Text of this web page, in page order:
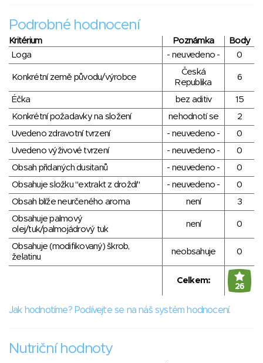
Podrobné hodnocení
Kritérium Poznámka
Body
Loga
- neuvedeno - 0
Konkrétní země původu/výrobce
Česká
Republika
6
Éčka bez aditiv
15
Konkrétní požadavky na složení
nehodnotí se
2
Uvedeno zdravotní tvrzení
- neuvedeno -
0
Uvedeno výživové tvrzení
- neuvedeno -
0
Obsah přidaných dusitanů
- neuvedeno -
0
Obsahuje složku "extrakt z droždí"
- neuvedeno -
0
Obsah blíže neurčeného aroma
není
3
Obsahuje palmový
olej/tuk/palmojádrový tuk
není 0
Obsahuje (modifikovaný) škrob,
želatinu
neobsahuje 0
Celkem:
26
Jak hodnotíme? Podívejte se na náš systém hodnocení.
Nutriční hodnoty